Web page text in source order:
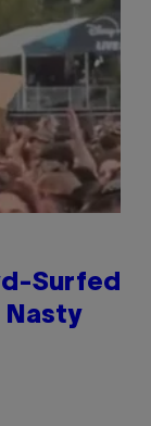
Surfed
Nasty